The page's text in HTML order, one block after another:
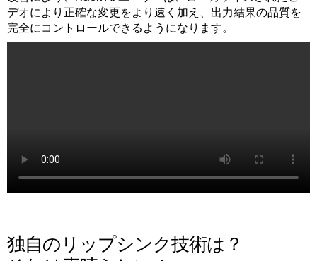
デオにより正確な変更をより速く加え、出力結果の品質を
完全にコントロールできるようになります。
独自のリップシンク技術は？